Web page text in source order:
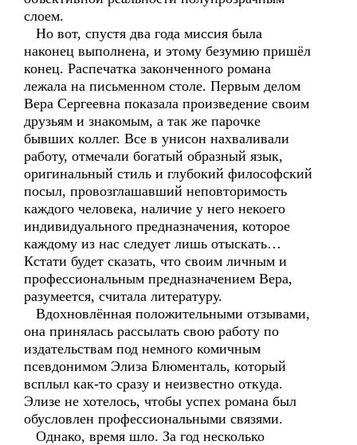
слоем.
Но вот, спустя два года миссия была
наконец выполнена, и этому безумию пришёл
конец. Распечатка законченного романа
лежала на письменном столе. Первым делом
Вера Сергеевна показала произведение своим
друзьям и знакомым, а так же парочке
бывших коллег. Все в унисон нахваливали
работу, отмечали богатый образный язык,
оригинальный стиль и глубокий философский
посыл, провозглашавший неповторимость
каждого человека, наличие у него некоего
индивидуального предназначения, которое
каждому из нас следует лишь отыскать…
Кстати будет сказать, что своим личным и
профессиональным предназначением Вера,
разумеется, считала литературу.
Вдохновлённая положительными отзывами,
она принялась рассылать свою работу по
издательствам под немного комичным
псевдонимом Элиза Блюменталь, который
всплыл как-то сразу и неизвестно откуда.
Элизе не хотелось, чтобы успех романа был
обусловлен профессиональными связями.
Однако, время шло. За год несколько